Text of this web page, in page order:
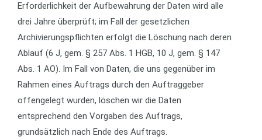
Erforderlichkeit der Aufbewahrung der Daten wird alle
drei Jahre überprüft; im Fall der gesetzlichen
Archivierungspflichten erfolgt die Löschung nach deren
Ablauf (6 J, gem. § 257 Abs. 1 HGB, 10 J, gem. § 147
Abs. 1 AO). Im Fall von Daten, die uns gegenüber im
Rahmen eines Auftrags durch den Auftraggeber
offengelegt wurden, löschen wir die Daten
entsprechend den Vorgaben des Auftrags,
grundsätzlich nach Ende des Auftrags.